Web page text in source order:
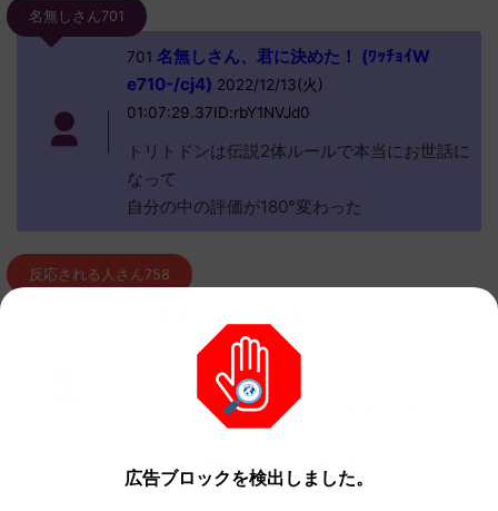
名無しさん701
701 名無しさん、君に決めた！ (ﾜｯﾁｮｲW
e710-/cj4) 2022/12/13(火)
01:07:29.37ID:rbY1NVJd0
トリトドンは伝説2体ルールで本当にお世話に
なって
自分の中の評価が180°変わった
反応される人さん758
e724-rHAT)
2022/12/13(火)
01:35:20.27ID:gM33wcyt0>>765
サポート作ったけど通信がクソすぎて一回もやっ
あんなんで適切なムーブ出来る気がしない
広告ブロックを検出しました。